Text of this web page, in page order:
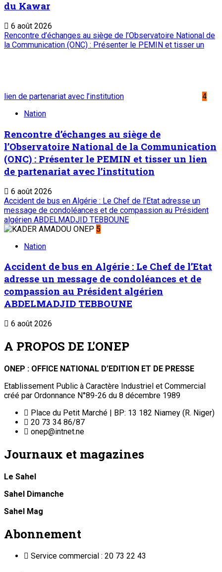
6 août 2026
A PROPOS DE L'ONEP
Place du Petit Marché | BP: 13 182 Niamey (R. Niger)
20 73 34 86/87
Journaux et magazines
Le Sahel
Sahel Mag
Abonnement
Service commercial : 20 73 22 43
Suivez-nous
Facebook Twitter
Liens Utiles
Mentions légales
Conditions générales
Copyright © ONEP | Tous droits réservés | le Sahel - Le
portail dynamique de l'information au Niger